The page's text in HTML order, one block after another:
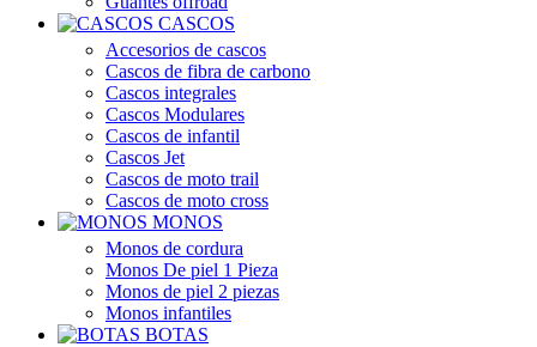
CASCOS
Accesorios de cascos
Cascos de fibra de carbono
Cascos integrales
Cascos Modulares
Cascos de infantil
Cascos Jet
Cascos de moto trail
Cascos de moto cross
MONOS
Monos de cordura
Monos De piel 1 Pieza
Monos de piel 2 piezas
Monos infantiles
BOTAS